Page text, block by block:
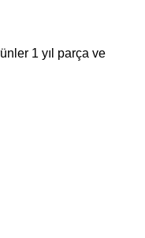
1 yıl parça ve